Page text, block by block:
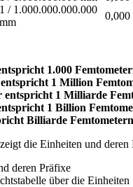
1 / 1.000.000.000.000
mm
0,000
1.000
1 Million
entspricht 1 Milliarde
1 Billion
Billiarde Femtometern
die Einheiten und deren
über die Einheiten